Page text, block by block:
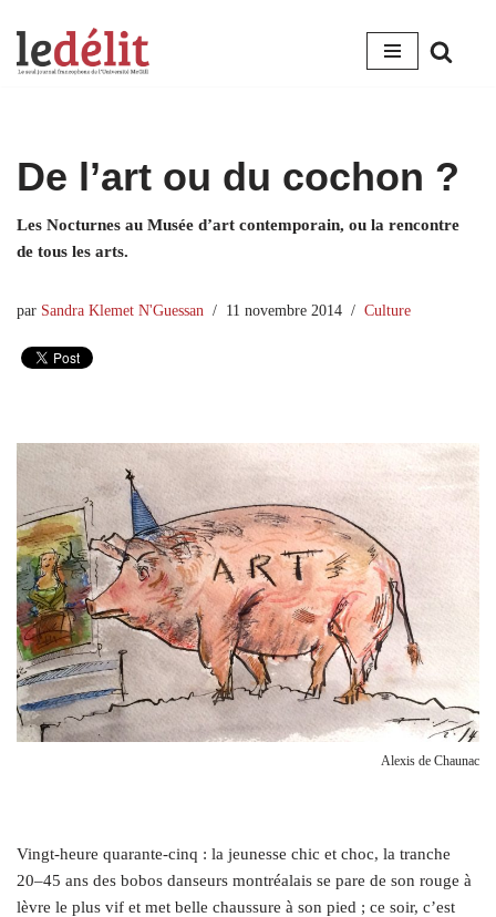
Aller
De l’art ou du cochon ?
Les Nocturnes au Musée d’art contemporain, ou la rencontre
de tous les arts.
par Sandra Klemet N'Guessan 11 novembre 2014 Culture
Alexis de Chaunac
Vingt-heure quarante-cinq : la jeunesse chic et choc, la tranche
20–45 ans des bobos danseurs montréalais se pare de son rouge à
lèvre le plus vif et met belle chaussure à son pied ; ce soir, c’est